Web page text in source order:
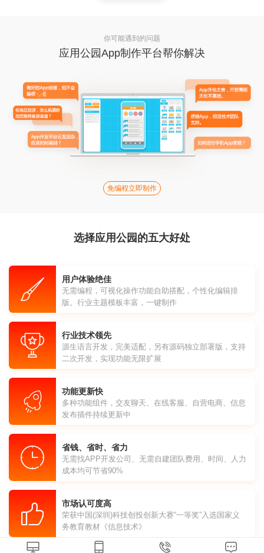
你可能遇到的问题
应用公园App制作平台帮你解决
免编程立即制作
选择应用公园的五大好处
用户体验绝佳
无需编程，可视化操作功能自助搭配，个性化编辑排
版。行业主题模板丰富，一键制作
行业技术领先
源生语言开发，完美适配，另有源码独立部署版，支持
二次开发，实现功能无限扩展
功能更新快
多种功能组件，交友聊天、在线客服、自营电商、信息
发布插件持续更新中
省钱、省时、省力
无需找APP开发公司、无需自建团队费用、时间、人力
成本均可节省90%
市场认可度高
荣获中国(深圳)科技创投创新大赛“一等奖”入选国家义
务教育教材《信息技术》